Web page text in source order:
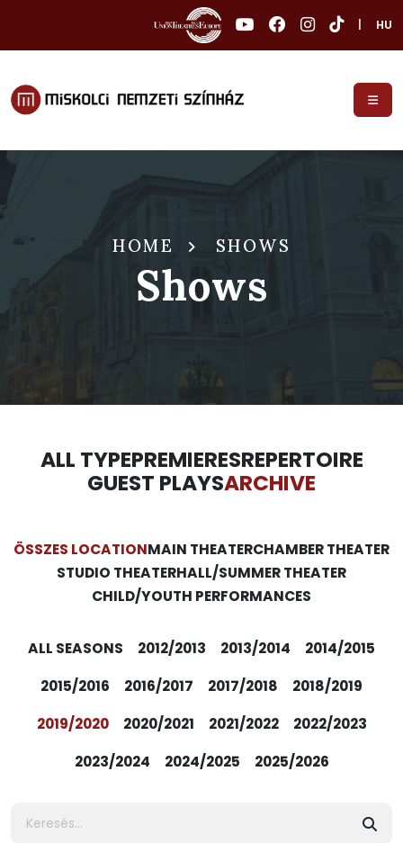
HU
HOME SHOWS
Shows
ALL TYPEPREMIERESREPERTOIRE
GUEST PLAYSARCHIVE
ÖSSZES LOCATIONMAIN THEATERCHAMBER THEATER
STUDIO THEATERHALL/SUMMER THEATER
CHILD/YOUTH PERFORMANCES
ALL SEASONS 2012/2013 2013/2014
2014/2015
2015/2016
2016/2017 2017/2018
2018/2019
2019/2020
2020/2021 2021/2022
2022/2023
2023/2024
2024/2025 2025/2026